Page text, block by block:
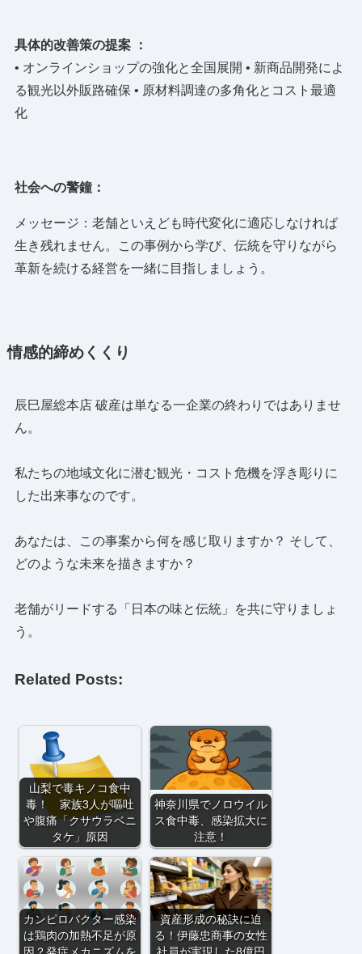
具体的改善策の提案 ：
• オンラインショップの強化と全国展開 • 新商品開発によ
る観光以外販路確保 • 原材料調達の多角化とコスト最適
化
社会への警鐘：
メッセージ：老舗といえども時代変化に適応しなければ
生き残れません。この事例から学び、伝統を守りながら
革新を続ける経営を一緒に目指しましょう。
情感的締めくくり
辰巳屋総本店 破産は単なる一企業の終わりではありませ
ん。
私たちの地域文化に潜む観光・コスト危機を浮き彫りに
した出来事なのです。
あなたは、この事案から何を感じ取りますか？ そして、
どのような未来を描きますか？
老舗がリードする「日本の味と伝統」を共に守りましょ
う。
Related Posts:
山梨で毒キノコ食中
毒！ 家族3人が嘔吐
や腹痛「クサウラベニ
タケ」原因
神奈川県でノロウイル
ス食中毒、感染拡大に
注意！
カンピロバクター感染
は鶏肉の加熱不足が原
資産形成の秘訣に迫
る！伊藤忠商事の女性